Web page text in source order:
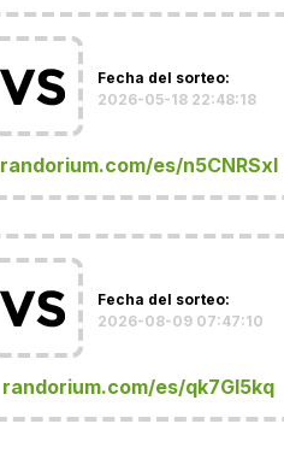
Fecha del sorteo:
2026-05-18 22:48:18
randorium.com/es/n5CNRSxI
Fecha del sorteo:
2026-08-09 07:47:10
randorium.com/es/qk7Gl5kq